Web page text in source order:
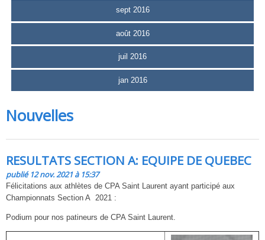
sept 2016
août 2016
juil 2016
jan 2016
Nouvelles
RESULTATS SECTION A: EQUIPE DE QUEBEC
publié 12 nov. 2021 à 15:37
Félicitations aux athlètes de CPA Saint Laurent ayant participé aux
Championnats Section A 2021 :
Podium pour nos patineurs de CPA Saint Laurent.